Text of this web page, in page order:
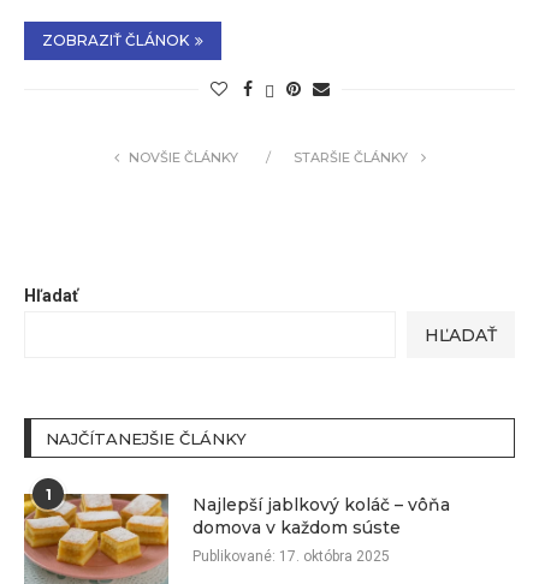
ZOBRAZIŤ ČLÁNOK
NOVŠIE ČLÁNKY STARŠIE ČLÁNKY
Hľadať
HĽADAŤ
NAJČÍTANEJŠIE ČLÁNKY
1
Najlepší jablkový koláč – vôňa
domova v každom súste
Publikované: 17. októbra 2025